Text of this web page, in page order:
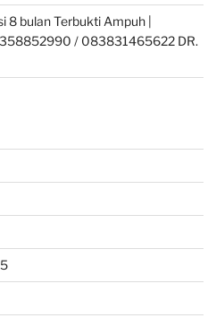
8 bulan Terbukti Ampuh |
/ 083831465622 DR.